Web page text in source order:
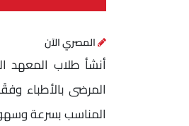
المصري الآن
المرضى بالأطباء
المناسب بسرعة